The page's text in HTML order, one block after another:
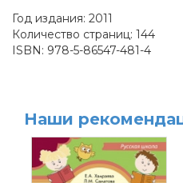
Год издания: 2011
Количество страниц: 144
ISBN: 978-5-86547-481-4
Наши